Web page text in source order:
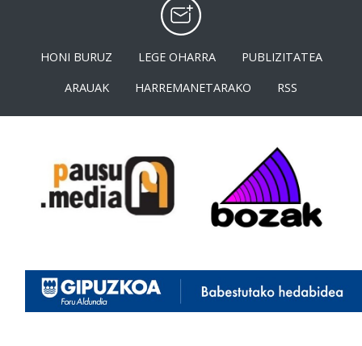
HONI BURUZ LEGE OHARRA
PUBLIZITATEA
ARAUAK
HARREMANETARAKO RSS